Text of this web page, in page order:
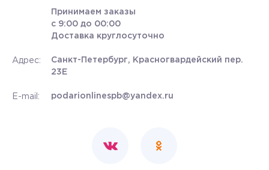
Принимаем заказы
с 9:00 до 00:00
Доставка круглосуточно
Адрес:
Санкт-Петербург, Красногвардейский пер.
23Е
E-mail: podarionlinespb@yandex.ru